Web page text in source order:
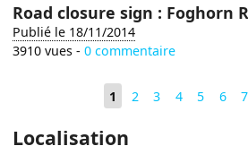
Road closure sign : Foghorn
Publié le 18/11/2014
3910 vues -0 commentaire
1 2 3 4 5 6 7
Localisation